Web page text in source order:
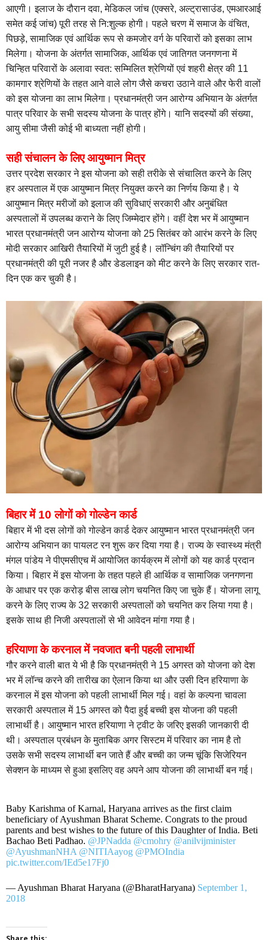
आएगी। इलाज के दौरान दवा, मेडिकल जांच (एक्सरे, अल्ट्रासाउंड, एमआरआई
समेत कई जांच) पूरी तरह से नि:शुल्क होगी। पहले चरण में समाज के वंचित,
पिछड़े, सामाजिक एवं आर्थिक रूप से कमजोर वर्ग के परिवारों को इसका लाभ
मिलेगा। योजना के अंतर्गत सामाजिक, आर्थिक एवं जातिगत जनगणना में
चिन्हित परिवारों के अलावा स्वत: सम्मिलित श्रेणियों एवं शहरी क्षेत्र की 11
कामगार श्रेणियों के तहत आने वाले लोग जैसे कचरा उठाने वाले और फेरी वालों
को इस योजना का लाभ मिलेगा। प्रधानमंत्री जन आरोग्य अभियान के अंतर्गत
पात्र परिवार के सभी सदस्य योजना के पात्र होंगे। यानि सदस्यों की संख्या,
आयु सीमा जैसी कोई भी बाध्यता नहीं होगी।
सही संचालन के लिए आयुष्मान मित्र
उत्तर प्रदेश सरकार ने इस योजना को सही तरीके से संचालित करने के लिए
हर अस्पताल में एक आयुष्मान मित्र नियुक्त करने का निर्णय किया है। ये
आयुष्मान मित्र मरीजों को इलाज की सुविधाएं सरकारी और अनुबंधित
अस्पतालों में उपलब्ध कराने के लिए जिम्मेदार होंगे। वहीं देश भर में आयुष्मान
भारत प्रधानमंत्री जन आरोग्य योजना को 25 सितंबर को आरंभ करने के लिए
मोदी सरकार आखिरी तैयारियों में जुटी हुई है। लॉन्चिंग की तैयारियों पर
प्रधानमंत्री की पूरी नजर है और डेडलाइन को मीट करने के लिए सरकार रात-
दिन एक कर चुकी है।
बिहार में 10 लोगों को गोल्डेन कार्ड
बिहार में भी दस लोगों को गोल्डेन कार्ड देकर आयुष्मान भारत प्रधानमंत्री जन
आरोग्य अभियान का पायलट रन शुरू कर दिया गया है। राज्य के स्वास्थ्य मंत्री
मंगल पांडेय ने पीएमसीएच में आयोजित कार्यक्रम में लोगों को यह कार्ड प्रदान
किया। बिहार में इस योजना के तहत पहले ही आर्थिक व सामाजिक जनगणना
के आधार पर एक करोड़ बीस लाख लोग चयनित किए जा चुके हैं। योजना लागू
करने के लिए राज्य के 32 सरकारी अस्पतालों को चयनित कर लिया गया है।
इसके साथ ही निजी अस्पतालों से भी आवेदन मांगा गया है।
हरियाणा के करनाल में नवजात बनी पहली लाभार्थी
गौर करने वाली बात ये भी है कि प्रधानमंत्री ने 15 अगस्त को योजना को देश
भर में लॉन्च करने की तारीख का ऐलान किया था और उसी दिन हरियाणा के
करनाल में इस योजना को पहली लाभार्थी मिल गई। वहां के कल्पना चावला
सरकारी अस्पताल में 15 अगस्त को पैदा हुई बच्ची इस योजना की पहली
लाभार्थी है। आयुष्मान भारत हरियाणा ने ट्वीट के जरिए इसकी जानकारी दी
थी। अस्पताल प्रबंधन के मुताबिक अगर सिस्टम में परिवार का नाम है तो
उसके सभी सदस्य लाभार्थी बन जाते हैं और बच्ची का जन्म चूंकि सिजेरियन
सेक्शन के माध्यम से हुआ इसलिए वह अपने आप योजना की लाभार्थी बन गई।
Baby Karishma of Karnal, Haryana arrives as the first claim
beneficiary of Ayushman Bharat Scheme. Congrats to the proud
parents and best wishes to the future of this Daughter of India. Beti
Bachao Beti Padhao. @JPNadda @cmohry @anilvijminister
@AyushmanNHA @NITIAayog @PMOIndia
pic.twitter.com/IEd5e17Fj0
— Ayushman Bharat Haryana (@BharatHaryana) September 1,
2018